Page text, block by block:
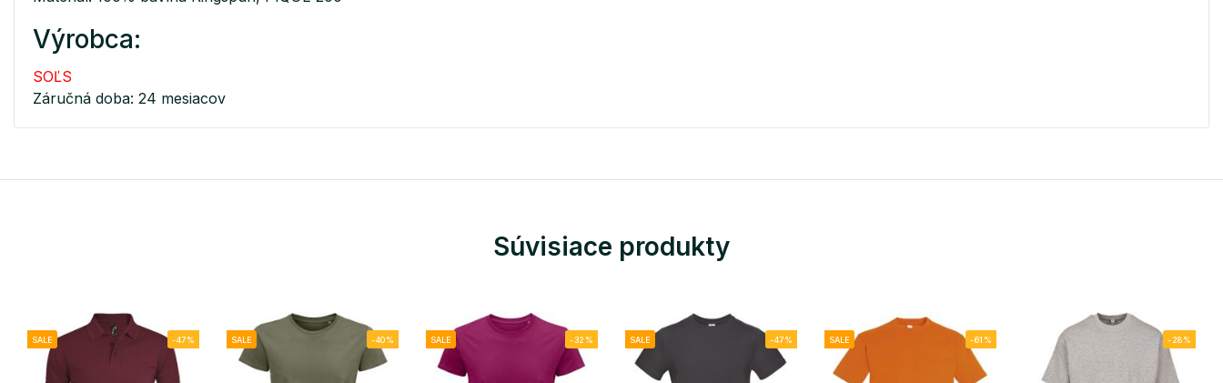
Výrobca:
SOĽS
Záručná doba: 24 mesiacov
Súvisiace produkty
SALE -47% SALE -40% SALE -32% SALE -47% SALE -61% -28%